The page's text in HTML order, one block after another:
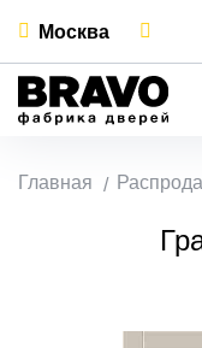
Москва
Главная